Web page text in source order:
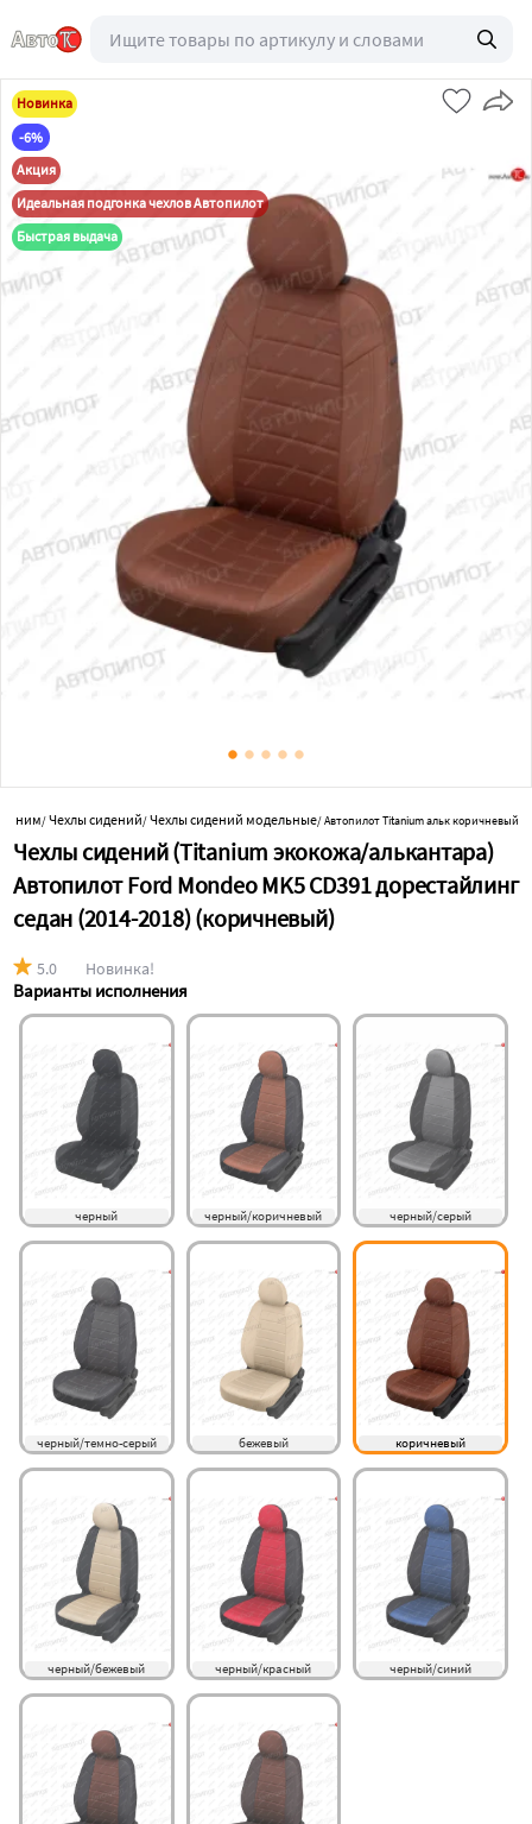
Новинка
-6%
Акция
Идеальная подгонка чехлов Автопилот
Быстрая выдача
к ним/Чехлы сидений/Чехлы сидений модельные/Автопилот Titanium альк коричневый
Чехлы сидений (Titanium экокожа/алькантара)
Автопилот Ford Mondeo MK5 CD391 дорестайлинг
седан (2014-2018) (коричневый)
5.0 Новинка!
Варианты исполнения
черный черный/коричневый черный/серый
черный/темно-серый бежевый коричневый
черный/бежевый черный/красный черный/синий